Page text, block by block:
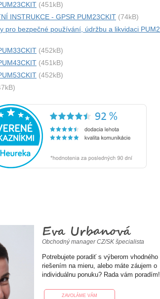
(451kB)
INSTRUKCE - GPSR PUM23CKIT (74kB)
pro bezpečné používání, údržbu a likvidaci
(452kB)
(451kB)
(452kB)
Eva Urbanová
Obchodný manager CZ/SK špecialista
Potrebujete poradiť s výberom vhodného
riešením na mieru, alebo máte záujem o
individuálnu ponuku? Rada vám poradím!
ZAVOLÁME VÁM